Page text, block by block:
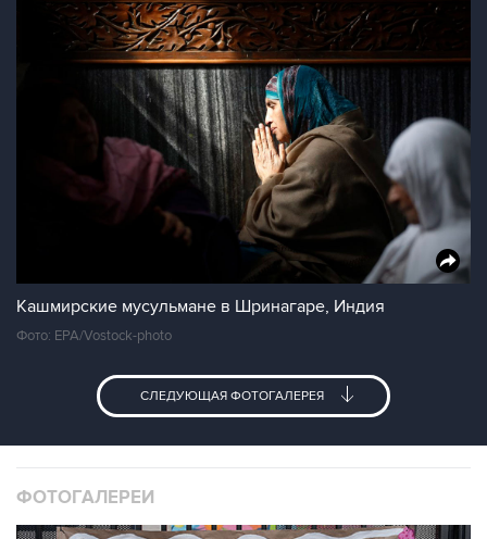
Кашмирские мусульмане в Шринагаре, Индия
Фото: EPA/Vostock-photo
СЛЕДУЮЩАЯ ФОТОГАЛЕРЕЯ
ФОТОГАЛЕРЕИ